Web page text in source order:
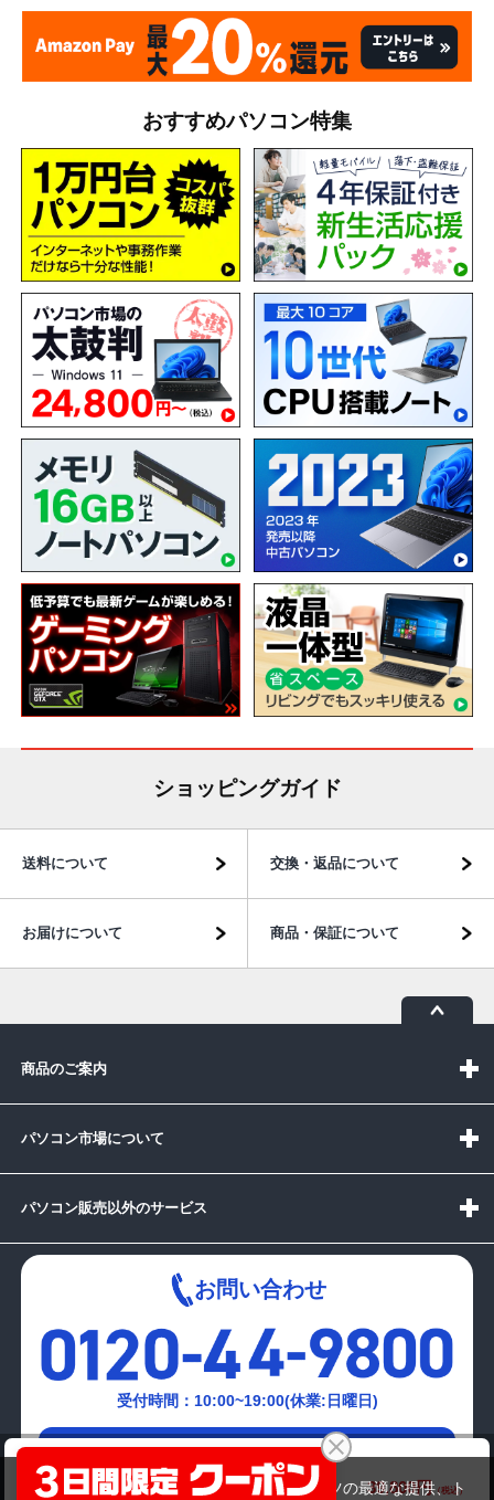
商品価格(税込) 39,800円
おすすめパソコン特集
ショッピングガイド
送料について 交換・返品について
お届けについて 商品・保証について
商品のご案内
パソコン市場について
パソコン販売以外のサービス
お問い合わせ
受付時間：10:00~19:00(休業:日曜日)
メールでの
お問い合わせはこちら
当サイトでは利用体験の向上およびコンテンツの最適な提供、ト